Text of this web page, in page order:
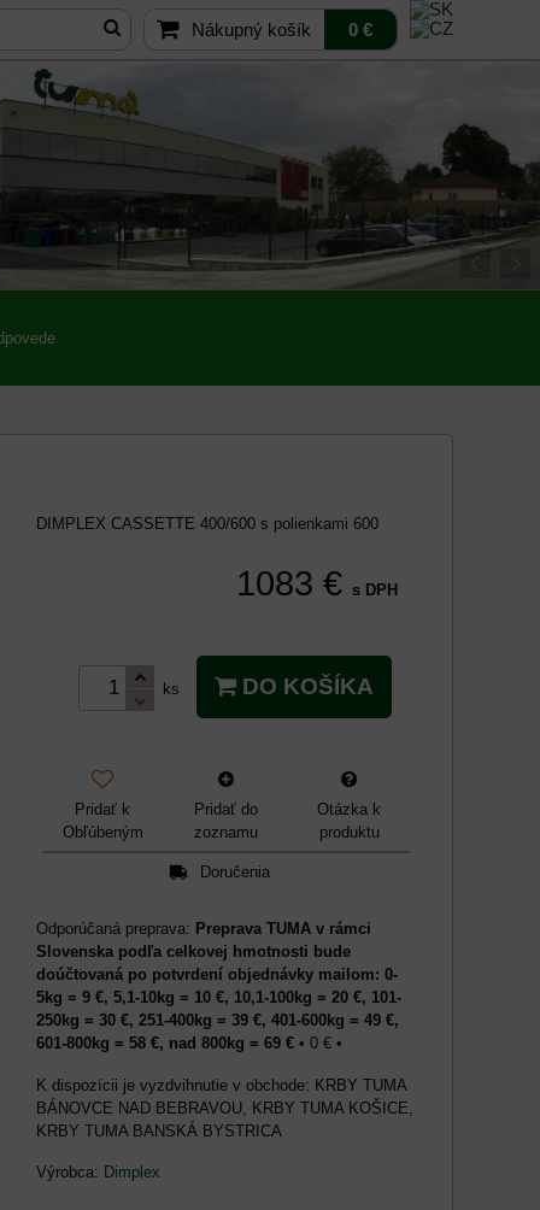
Nákupný košík 0 €
DIMPLEX CASSETTE 400/600 s polienkami 600
1083 € s DPH
ks DO KOŠÍKA
Pridať k
Obľúbeným
Pridať do
zoznamu
Otázka k
produktu
Doručenia
Preprava TUMA v rámci
Slovenska podľa celkovej hmotnosti bude
doúčtovaná po potvrdení objednávky mailom: 0-
5kg = 9 €, 5,1-10kg = 10 €, 10,1-100kg = 20 €, 101-
250kg = 30 €, 251-400kg = 39 €, 401-600kg = 49 €,
601-800kg = 58 €, nad 800kg = 69 € • 0 € •
KRBY TUMA
BÁNOVCE NAD BEBRAVOU, KRBY TUMA KOŠICE,
KRBY TUMA BANSKÁ BYSTRICA
Výrobca: Dimplex